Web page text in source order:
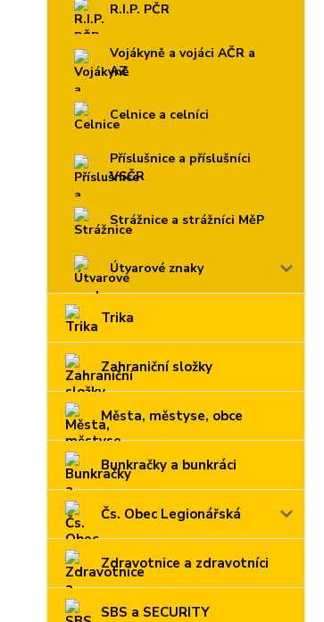
R.I.P. PČR
Vojákyně a vojáci AČR a
AZ
Celnice a celníci
Příslušnice a příslušníci
VSČR
Strážnice a strážníci MěP
Útvarové znaky
Trika
Zahraniční složky
Města, městyse, obce
Bunkračky a bunkráci
Čs. Obec Legionářská
Zdravotnice a zdravotníci
SBS a SECURITY